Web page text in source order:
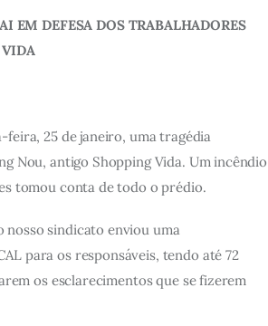
EM DEFESA DOS TRABALHADORES
feira, 25 de janeiro, uma tragédia
Nou, antigo Shopping Vida. Um incêndio
tomou conta de todo o prédio.
nosso sindicato enviou uma
para os responsáveis, tendo até 72
os esclarecimentos que se fizerem